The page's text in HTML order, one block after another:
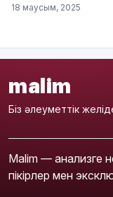
18 маусым, 2025
malim
Біз әлеуметтік
Malim — анализге
пікірлер мен